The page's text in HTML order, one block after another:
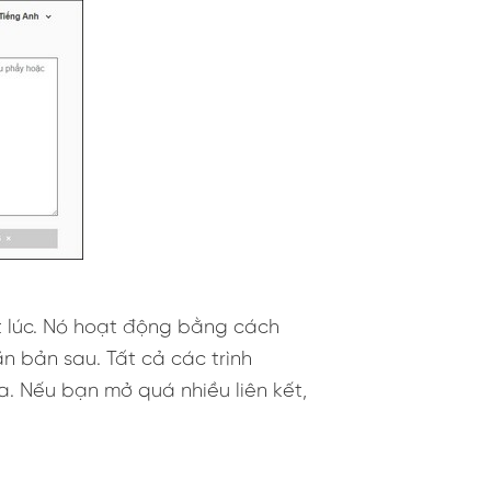
lúc. Nó hoạt động bằng cách
bản sau. Tất cả các trình
Nếu bạn mở quá nhiều liên kết,